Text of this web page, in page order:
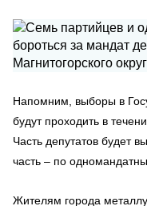
Напомним, выборы в
будут проходить в
Часть депутатов будет
часть – по
Жителям города